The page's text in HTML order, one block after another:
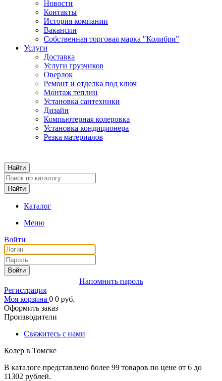
Новости
Контакты
История компании
Вакансии
Собственная торговая марка "Колибри"
Услуги
Доставка
Услуги грузчиков
Оверлок
Ремонт и отделка под ключ
Монтаж теплиц
Установка сантехники
Дизайн
Компьютерная колеровка
Установка кондиционера
Резка материалов
Каталог
Меню
Войти
Войти
Напомнить пароль
Регистрация
Моя корзина 0 0 руб.
Оформить заказ
Производители
Свяжитесь с нами
Колер в Томске
В каталоге представлено более 99 товаров по цене от 6 до
11302 рублей.